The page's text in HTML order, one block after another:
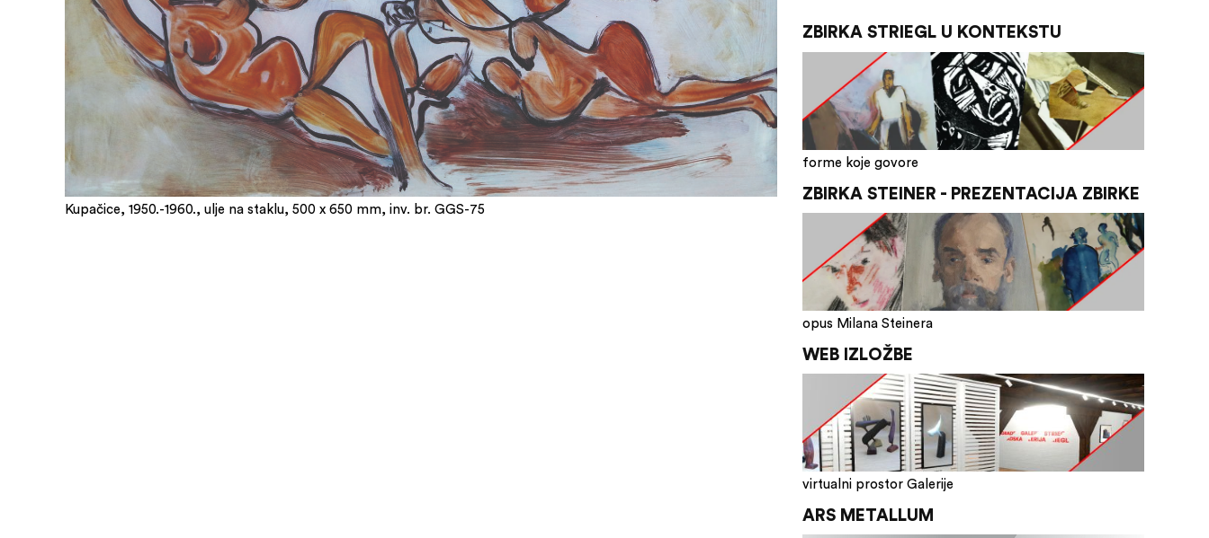
Kupačice, 1950.-1960., ulje na staklu, 500 x 650 mm, inv. br. GGS-75
ZBIRKA STRIEGL U KONTEKSTU
forme koje govore
ZBIRKA STEINER - PREZENTACIJA ZBIRKE
opus Milana Steinera
WEB IZLOŽBE
virtualni prostor Galerije
ARS METALLUM